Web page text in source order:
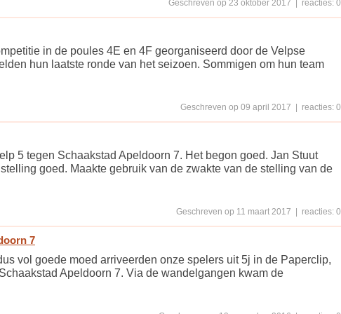
Geschreven op 23 oktober 2017 | reacties: 0
in de poules 4E en 4F georganiseerd door de Velpse
hun laatste ronde van het seizoen. Sommigen om hun team
Geschreven op 09 april 2017 | reacties: 0
5 tegen Schaakstad Apeldoorn 7. Het begon goed. Jan Stuut
goed. Maakte gebruik van de zwakte van de stelling van de
Geschreven op 11 maart 2017 | reacties: 0
7
vol goede moed arriveerden onze spelers uit 5j in de Paperclip,
Apeldoorn 7. Via de wandelgangen kwam de